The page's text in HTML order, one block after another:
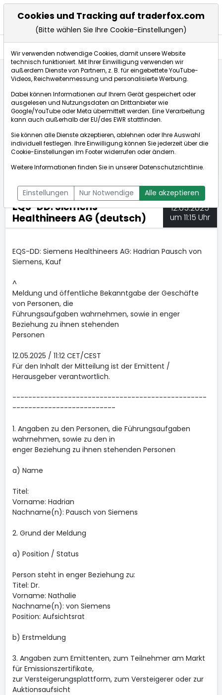
EQS-DD: Siemens Healthineers AG (deutsch)
dpa-AFX Compact
ÜBERSICHT DPA-AFX PROFEED
DPA-AFX COMPACT
NEWSBOT
EQS-DD: Siemens
Healthineers AG (deutsch)
12.05.2025
um 11:15 Uhr
EQS-DD: Siemens Healthineers AG: Hadrian Pausch von
Siemens, Kauf
^
Meldung und öffentliche Bekanntgabe der Geschäfte
von Personen, die
Führungsaufgaben wahrnehmen, sowie in enger
Beziehung zu ihnen stehenden
Personen
12.05.2025 / 11:12 CET/CEST
Für den Inhalt der Mitteilung ist der Emittent /
Herausgeber verantwortlich.
-------------------------------------------------
--------------------------
1. Angaben zu den Personen, die Führungsaufgaben
wahrnehmen, sowie zu den in
enger Beziehung zu ihnen stehenden Personen
a) Name
Titel:
Vorname: Hadrian
Nachname(n): Pausch von Siemens
2. Grund der Meldung
a) Position / Status
Person steht in enger Beziehung zu:
Titel: Dr.
Vorname: Nathalie
Nachname(n): von Siemens
Position: Aufsichtsrat
b) Erstmeldung
3. Angaben zum Emittenten, zum Teilnehmer am Markt
für Emissionszertifikate,
zur Versteigerungsplattform, zum Versteigerer oder zur
Auktionsaufsicht
Cookies und Tracking auf traderfox.com
(Bitte wählen Sie Ihre Cookie-Einstellungen)
Wir verwenden notwendige Cookies, damit unsere Website
technisch funktioniert. Mit Ihrer Einwilligung verwenden wir
außerdem Dienste von Partnern, z. B. für eingebettete YouTube-
Videos, Reichweitenmessung und personalisierte Werbung.
Dabei können Informationen auf Ihrem Gerät gespeichert oder
ausgelesen und Nutzungsdaten an Drittanbieter wie
Google/YouTube oder Meta übermittelt werden. Eine Verarbeitung
kann auch außerhalb der EU/des EWR stattfinden.
Sie können alle Dienste akzeptieren, ablehnen oder Ihre Auswahl
individuell festlegen. Ihre Einwilligung können Sie jederzeit über die
Cookie-Einstellungen im Footer widerrufen oder ändern.
Weitere Informationen finden Sie in unsererDatenschutzrichtlinie.
Einstellungen Nur Notwendige Alle akzeptieren